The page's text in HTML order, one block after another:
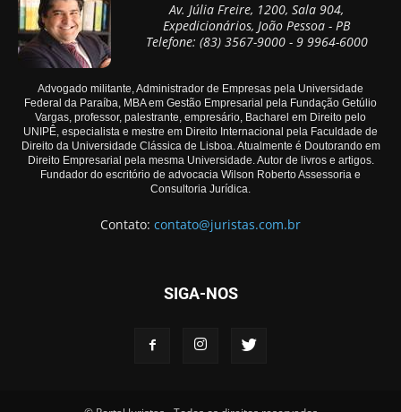
Av. Júlia Freire, 1200, Sala 904,
Expedicionários, João Pessoa - PB
Telefone: (83) 3567-9000 - 9 9964-6000
Advogado militante, Administrador de Empresas pela Universidade
Federal da Paraíba, MBA em Gestão Empresarial pela Fundação Getúlio
Vargas, professor, palestrante, empresário, Bacharel em Direito pelo
UNIPÊ, especialista e mestre em Direito Internacional pela Faculdade de
Direito da Universidade Clássica de Lisboa. Atualmente é Doutorando em
Direito Empresarial pela mesma Universidade. Autor de livros e artigos.
Fundador do escritório de advocacia Wilson Roberto Assessoria e
Consultoria Jurídica.
Contato: contato@juristas.com.br
SIGA-NOS